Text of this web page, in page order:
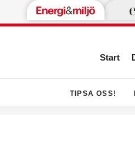
Start
TIPSA OSS!